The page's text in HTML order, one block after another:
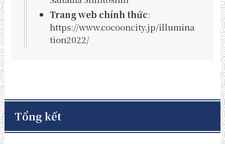
Trang web chính thức:
https://www.cocooncity.jp/illumina
tion2022/
Tổng kết